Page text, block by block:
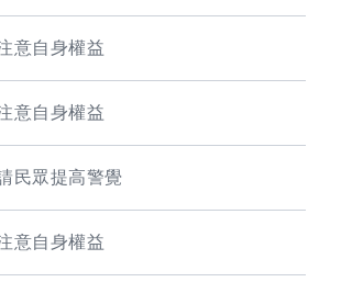
意自身權益
意自身權益
民眾提高警覺
意自身權益